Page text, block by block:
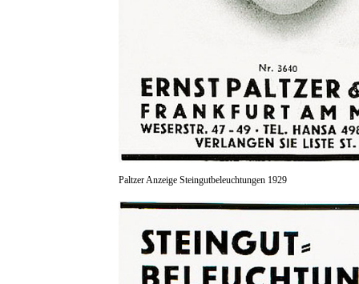
Paltzer Anzeige Steingutbeleuchtungen 1929